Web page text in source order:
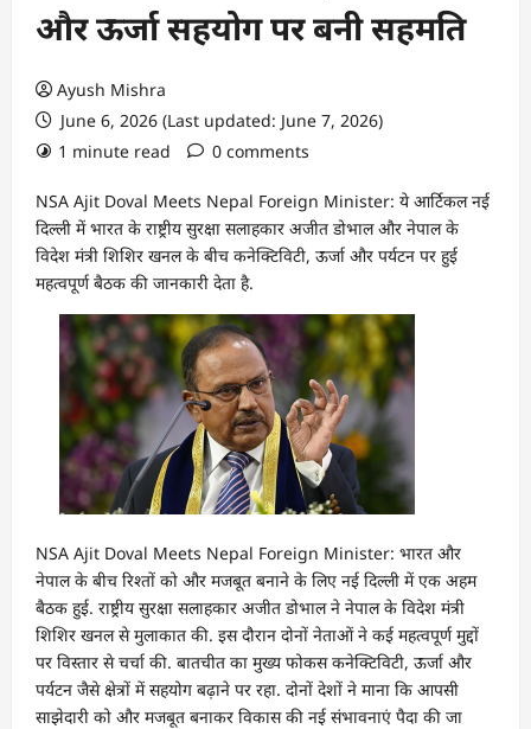
और ऊर्जा सहयोग पर बनी सहमति
Ayush Mishra
June 6, 2026 (Last updated: June 7, 2026)
1 minute read
0 comments
NSA Ajit Doval Meets Nepal Foreign Minister: ये आर्टिकल नई
दिल्ली में भारत के राष्ट्रीय सुरक्षा सलाहकार अजीत डोभाल और नेपाल के
विदेश मंत्री शिशिर खनल के बीच कनेक्टिविटी, ऊर्जा और पर्यटन पर हुई
महत्वपूर्ण बैठक की जानकारी देता है.
NSA Ajit Doval Meets Nepal Foreign Minister: भारत और
नेपाल के बीच रिश्तों को और मजबूत बनाने के लिए नई दिल्ली में एक अहम
बैठक हुई. राष्ट्रीय सुरक्षा सलाहकार अजीत डोभाल ने नेपाल के विदेश मंत्री
शिशिर खनल से मुलाकात की. इस दौरान दोनों नेताओं ने कई महत्वपूर्ण मुद्दों
पर विस्तार से चर्चा की. बातचीत का मुख्य फोकस कनेक्टिविटी, ऊर्जा और
पर्यटन जैसे क्षेत्रों में सहयोग बढ़ाने पर रहा. दोनों देशों ने माना कि आपसी
साझेदारी को और मजबूत बनाकर विकास की नई संभावनाएं पैदा की जा